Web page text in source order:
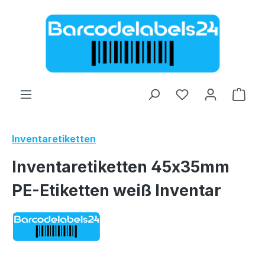
Zum Hauptinhalt springen
Inventaretiketten
Inventaretiketten 45x35mm
PE-Etiketten weiß Inventar